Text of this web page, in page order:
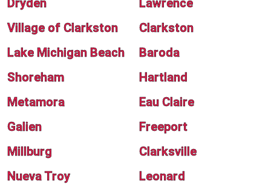
Dryden
Lawrence
Village of Clarkston
Clarkston
Lake Michigan Beach
Baroda
Shoreham
Hartland
Metamora
Eau Claire
Galien
Freeport
Millburg
Clarksville
Nueva Troy
Leonard